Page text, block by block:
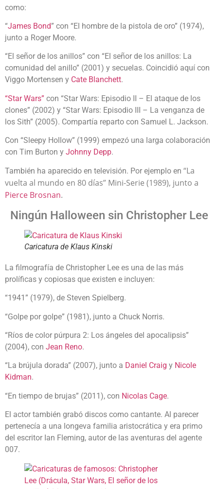
como:
“James Bond” con “El hombre de la pistola de oro” (1974),
junto a Roger Moore.
“El señor de los anillos” con “El señor de los anillos: La
comunidad del anillo” (2001) y secuelas. Coincidió aquí con
Viggo Mortensen y Cate Blanchett.
“Star Wars” con “Star Wars: Episodio II – El ataque de los
clones” (2002) y “Star Wars: Episodio III – La venganza de
los Sith” (2005). Compartía reparto con Samuel L. Jackson.
Con “Sleepy Hollow” (1999) empezó una larga colaboración
con Tim Burton y Johnny Depp.
También ha aparecido en televisión. Por ejemplo en “La
vuelta al mundo en 80 días” Mini-Serie (1989), junto a
Pierce Brosnan.
Ningún Halloween sin Christopher Lee
Caricatura de Klaus Kinski
La filmografía de Christopher Lee es una de las más
prolíficas y copiosas que existen e incluyen:
“1941” (1979), de Steven Spielberg.
“Golpe por golpe” (1981), junto a Chuck Norris.
“Ríos de color púrpura 2: Los ángeles del apocalipsis”
(2004), con Jean Reno.
“La brújula dorada” (2007), junto a Daniel Craig y Nicole
Kidman.
“En tiempo de brujas” (2011), con Nicolas Cage.
El actor también grabó discos como cantante. Al parecer
pertenecía a una longeva familia aristocrática y era primo
del escritor Ian Fleming, autor de las aventuras del agente
007.